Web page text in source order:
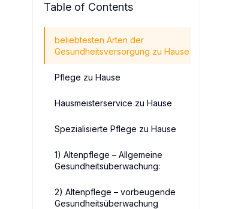
Table of Contents
beliebtesten Arten der
Gesundheitsversorgung zu Hause
Pflege zu Hause
Hausmeisterservice zu Hause
Spezialisierte Pflege zu Hause
1) Altenpflege – Allgemeine
Gesundheitsüberwachung:
2) Altenpflege – vorbeugende
Gesundheitsüberwachung